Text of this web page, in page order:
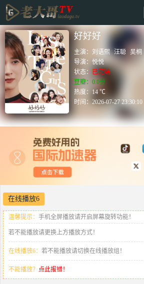
好好好
主演：刘语熙 汪聪 吴桐
导演：悦悦
状态： 已完结
豆瓣：0.0分
热度：14 ℃
时间：2026-07-27 23:30:10
在线播放6
温馨提示： 手机全屏播放请开启屏幕旋转功能！
若不能播放请更换上方播放方式！
在线播放6： 若不能播放请切换在线播放组！
不能播放？ 点此报错！